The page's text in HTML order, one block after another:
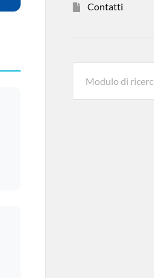
Contatti